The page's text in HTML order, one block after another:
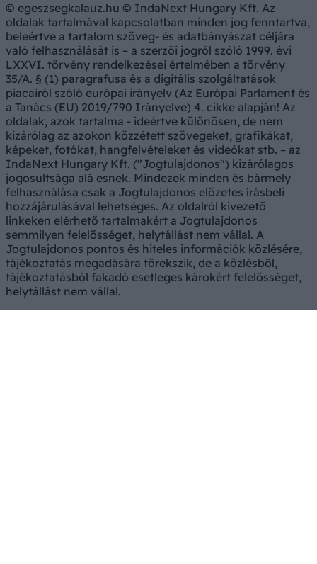
© egeszsegkalauz.hu © IndaNext Hungary Kft. Az
oldalak tartalmával kapcsolatban minden jog fenntartva,
beleértve a tartalom szöveg- és adatbányászat céljára
való felhasználását is – a szerzői jogról szóló 1999. évi
LXXVI. törvény rendelkezései értelmében a törvény
35/A. § (1) paragrafusa és a digitális szolgáltatások
piacairól szóló európai irányelv (Az Európai Parlament és
a Tanács (EU) 2019/790 Irányelve) 4. cikke alapján! Az
oldalak, azok tartalma - ideértve különösen, de nem
kizárólag az azokon közzétett szövegeket, grafikákat,
képeket, fotókat, hangfelvételeket és videókat stb. – az
IndaNext Hungary Kft. ("Jogtulajdonos") kizárólagos
jogosultsága alá esnek. Mindezek minden és bármely
felhasználása csak a Jogtulajdonos előzetes írásbeli
hozzájárulásával lehetséges. Az oldalról kivezető
linkeken elérhető tartalmakért a Jogtulajdonos
semmilyen felelősséget, helytállást nem vállal. A
Jogtulajdonos pontos és hiteles információk közlésére,
tájékoztatás megadására törekszik, de a közlésből,
tájékoztatásból fakadó esetleges károkért felelősséget,
helytállást nem vállal.